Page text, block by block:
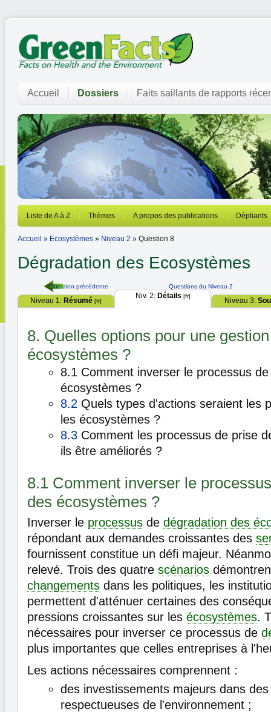
Accueil Dossiers Faits saillants de rapports
Liste de A à Z Thèmes A propos des publications Dépliants
Accueil » Ecosystèmes » Niveau 2 » Question 8
Dégradation des Ecosystèmes
Question précédente Questions du Niveau 2
Niveau 1: Résumé [fr]
Niv. 2: Détails [fr]
Niveau 3:
8. Quelles options pour une
écosystèmes ?
8.1 Comment inverser le processus
écosystèmes ?
8.2 Quels types d'actions seraient les
les écosystèmes ?
8.3 Comment les processus de prise
ils être améliorés ?
8.1 Comment inverser le
des écosystèmes ?
Inverser le processus de dégradation des
répondant aux demandes croissantes des
fournissent constitue un défi majeur.
relevé. Trois des quatre scénarios
changements dans les politiques, les
permettent d'atténuer certaines des
pressions croissantes sur les écosystèmes.
nécessaires pour inverser ce processus de
plus importantes que celles entreprises à
Les actions nécessaires comprennent :
des investissements majeurs dans
respectueuses de l'environnement ;